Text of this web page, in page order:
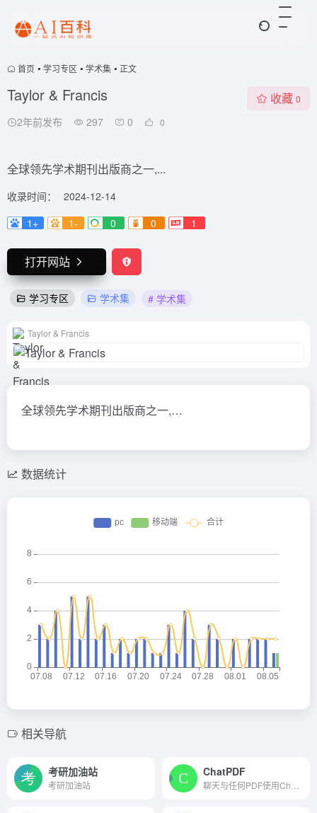
首页 • 学习专区 • 学术集 • 正文
Taylor & Francis
2年前发布 297 0 0
收藏 0
全球领先学术期刊出版商之一,...
收录时间：
2024-12-14
1+
1- 0 0 1
打开网站
学习专区 学术集 # 学术集
Taylor & Francis
全球领先学术期刊出版商之一,…
数据统计
相关导航
考研加油站
考研加油站
ChatPDF